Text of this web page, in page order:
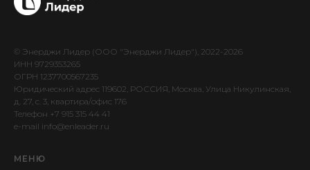
© Энерджи Лидер (ООО "Энерджи Лидер"), 2022-2026
ИНН 9729353265
ОГРН 1237700567235
Юридический адрес 119602, РОССИЯ, Москва, Улица Никулинская,
д. 27, c. 3, квартира/офис 176
Телефон +7 915 315 44 41
e-mail info@enleader.ru
МЕНЮ